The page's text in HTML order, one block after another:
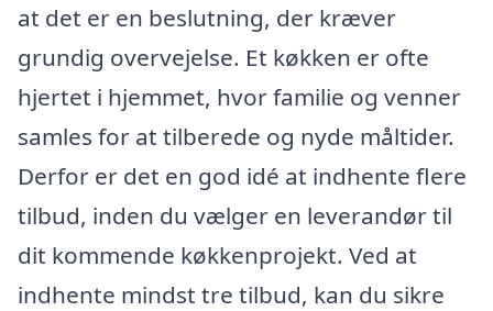
at det er en beslutning, der kræver
grundig overvejelse. Et køkken er ofte
hjertet i hjemmet, hvor familie og venner
samles for at tilberede og nyde måltider.
Derfor er det en god idé at indhente flere
tilbud, inden du vælger en leverandør til
dit kommende køkkenprojekt. Ved at
indhente mindst tre tilbud, kan du sikre